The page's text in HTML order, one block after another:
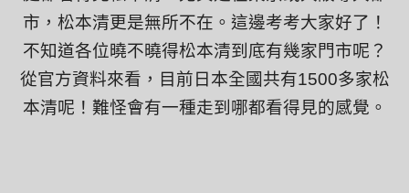
市，松本清更是無所不在。這邊考考大家好了！
不知道各位曉不曉得松本清到底有幾家門市呢？
從官方資料來看，目前日本全國共有1500多家松
本清呢！難怪會有一種走到哪都看得見的感覺。